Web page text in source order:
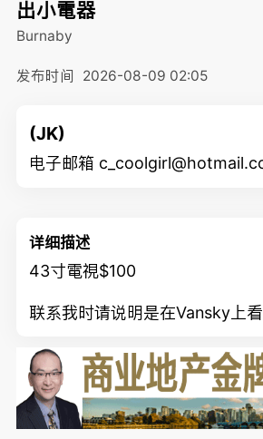
出小電器
Burnaby
发布时间 2026-08-09 02:05
(JK)
电子邮箱
详细描述
43寸電視$100
联系我时请说明是在Vansky上看